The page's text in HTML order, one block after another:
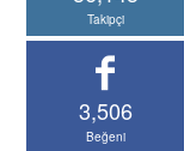
Takipçi
3,506
Beğeni